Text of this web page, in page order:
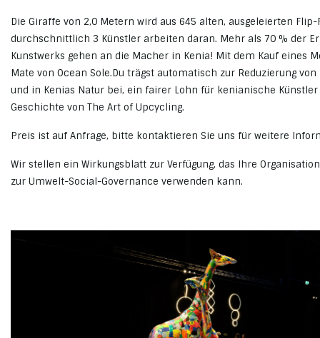
Die Giraffe von 2,0 Metern wird aus 645 alten, ausgeleierten
durchschnittlich 3 Künstler arbeiten daran. Mehr als 70 % der
Kunstwerks gehen an die Macher in Kenia! Mit dem Kauf eines
Mate von Ocean Sole.Du trägst automatisch zur Reduzierung
und in Kenias Natur bei, ein fairer Lohn für kenianische
Geschichte von The Art of Upcycling.
Preis ist auf Anfrage, bitte kontaktieren Sie uns für weitere
Wir stellen ein Wirkungsblatt zur Verfügung, das Ihre
zur Umwelt-Social-Governance verwenden kann.